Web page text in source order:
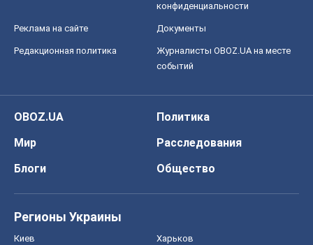
конфиденциальности
Реклама на сайте Документы
Редакционная политика
Журналисты OBOZ.UA на месте
событий
OBOZ.UA
Политика
Мир
Расследования
Блоги
Общество
Регионы Украины
Киев Харьков